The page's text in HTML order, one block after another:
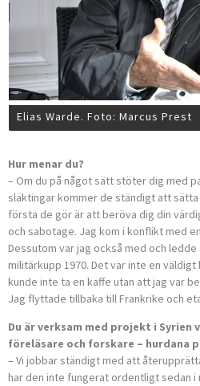
Elias Warde. Foto: Marcus Prest
Hur menar du?
– Om du på något sätt stöter dig med
släktingar kommer de ständigt att
första de gör är att beröva dig din
och sabotage. Jag kom i konflikt med
Dessutom var jag också med och
militärkupp 1970. Det var inte en
kunde inte ta en kaffe utan att jag var
Jag flyttade tillbaka till Frankrike och
Du är verksam med projekt i Syrien
föreläsare och forskare – hurdana
– Vi jobbar ständigt med att
har den inte fungerat ordentligt sedan i